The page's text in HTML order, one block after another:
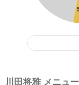
川田将雅 メニュー